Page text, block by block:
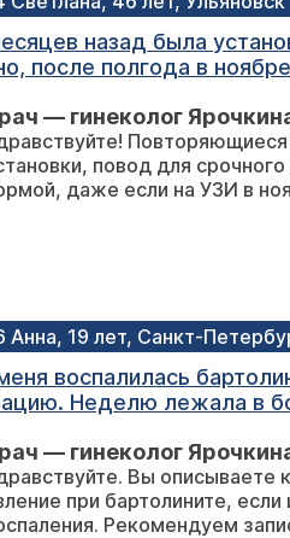
назад была
после полгода в
Сделали УЗИ, сдала
пью
— гинеколог
повод для
даже если на УЗИ в
19 лет, Санкт-
воспалилась
Неделю лежала в
и тщательная гигиена.
опять придется ехать в
— гинеколог
Вы описываете
при бартолините,
Рекомендуем